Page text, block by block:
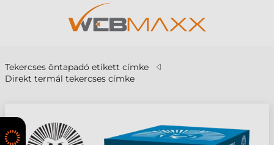
Tekercses öntapadó etikett címke
Direkt termál tekercses címke